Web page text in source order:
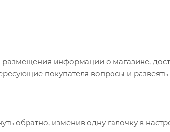
информации о магазине,
покупателя вопросы и
обратно, изменив одну галочку в